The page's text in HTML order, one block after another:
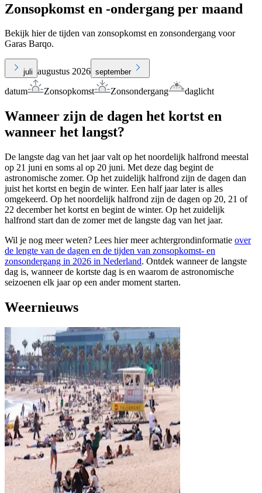
Zonsopkomst en -ondergang per maand
Bekijk hier de tijden van zonsopkomst en zonsondergang voor
Garas Barqo.
juli augustus 2026 september
datum Zonsopkomst Zonsondergang daglicht
Wanneer zijn de dagen het kortst en
wanneer het langst?
De langste dag van het jaar valt op het noordelijk halfrond meestal
op 21 juni en soms al op 20 juni. Met deze dag begint de
astronomische zomer. Op het zuidelijk halfrond zijn de dagen dan
juist het kortst en begin de winter. Een half jaar later is alles
omgekeerd. Op het noordelijk halfrond zijn de dagen op 20, 21 of
22 december het kortst en begint de winter. Op het zuidelijk
halfrond start dan de zomer met de langste dag van het jaar.
Wil je nog meer weten? Lees hier meer achtergrondinformatie over
de lengte van de dagen en de tijden van zonsopkomst- en
zonsondergang in 2026 in Nederland. Ontdek wanneer de langste
dag is, wanneer de kortste dag is en waarom de astronomische
seizoenen elk jaar op een ander moment starten.
Weernieuws